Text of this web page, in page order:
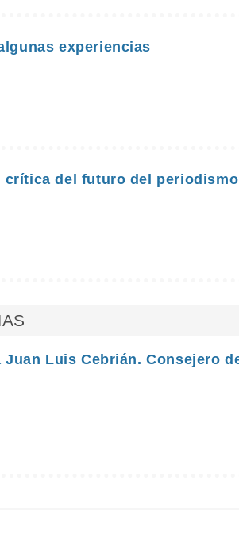
experiencias
crítica del futuro del periodismo
Luis Cebrián. Consejero